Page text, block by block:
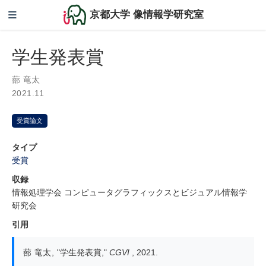
京都大学 像情報学研究室
学生発表賞
蔀 竜太
2021.11
受賞論文
タイプ
受賞
収録
情報処理学会 コンピュータグラフィックスとビジュアル情報学
研究会
引用
蔀 竜太 "学生発表賞," CGVI, 2021.